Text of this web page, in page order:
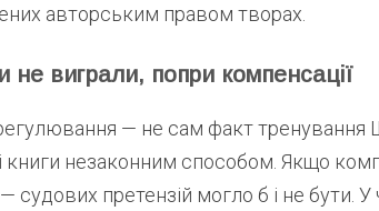
авторським правом творах.
не виграли, попри компенсації
— не сам факт тренування
книги незаконним способом. Якщо
судових претензій могло б і не бути.